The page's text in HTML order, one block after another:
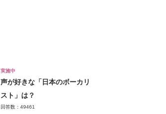
実施中
声が好きな「日本のボーカリ
スト」は？
回答数：49461